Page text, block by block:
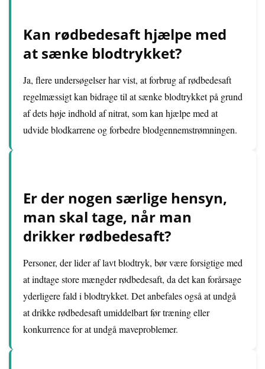
Kan rødbedesaft hjælpe med
at sænke blodtrykket?
Ja, flere undersøgelser har vist, at forbrug af rødbedesaft
regelmæssigt kan bidrage til at sænke blodtrykket på grund
af dets høje indhold af nitrat, som kan hjælpe med at
udvide blodkarrene og forbedre blodgennemstrømningen.
Er der nogen særlige hensyn,
man skal tage, når man
drikker rødbedesaft?
Personer, der lider af lavt blodtryk, bør være forsigtige med
at indtage store mængder rødbedesaft, da det kan forårsage
yderligere fald i blodtrykket. Det anbefales også at undgå
at drikke rødbedesaft umiddelbart før træning eller
konkurrence for at undgå maveproblemer.